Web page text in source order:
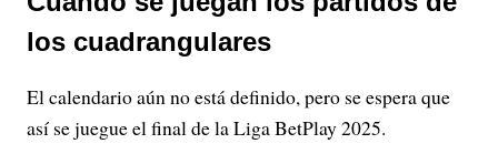
los cuadrangulares
El calendario aún no está definido, pero se espera que
así se juegue el final de la Liga BetPlay 2025.